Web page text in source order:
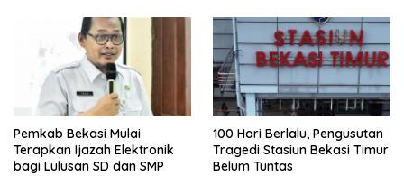
Pemkab Bekasi Mulai
Terapkan Ijazah Elektronik
bagi Lulusan SD dan SMP
100 Hari Berlalu, Pengusutan
Tragedi Stasiun Bekasi Timur
Belum Tuntas